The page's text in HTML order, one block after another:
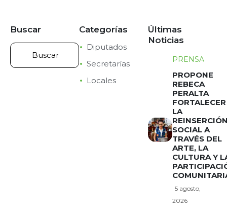
Buscar Categorías
Diputados
Secretarías
Locales
Últimas
Noticias
PRENSA
PROPONE
REBECA
PERALTA
FORTALECER
LA
SOCIAL A
TRAVÉS DEL
ARTE, LA
CULTURA Y
5 agosto,
2026